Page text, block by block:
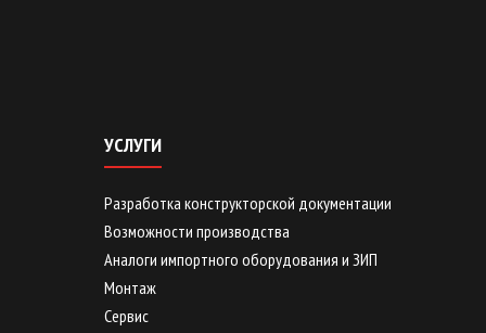
УСЛУГИ
Разработка конструкторской документации
Возможности производства
Аналоги импортного оборудования и ЗИП
Монтаж
Сервис